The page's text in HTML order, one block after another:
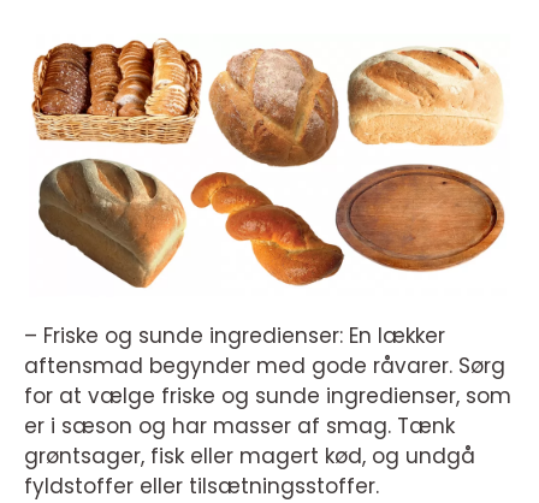
– Friske og sunde ingredienser: En lækker
aftensmad begynder med gode råvarer. Sørg
for at vælge friske og sunde ingredienser, som
er i sæson og har masser af smag. Tænk
grøntsager, fisk eller magert kød, og undgå
fyldstoffer eller tilsætningsstoffer.